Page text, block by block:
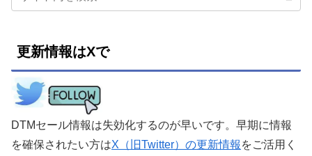
更新情報はXで
DTMセール情報は失効化するのが早いです。早期に情報
を確保されたい方はX（旧Twitter）の更新情報 をご活用く